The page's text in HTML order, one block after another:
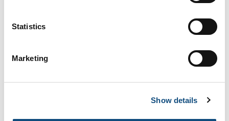
Statistics
Marketing
Show details